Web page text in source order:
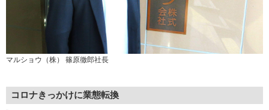
マルショウ（株） 篠原徹郎社長
コロナきっかけに業態転換